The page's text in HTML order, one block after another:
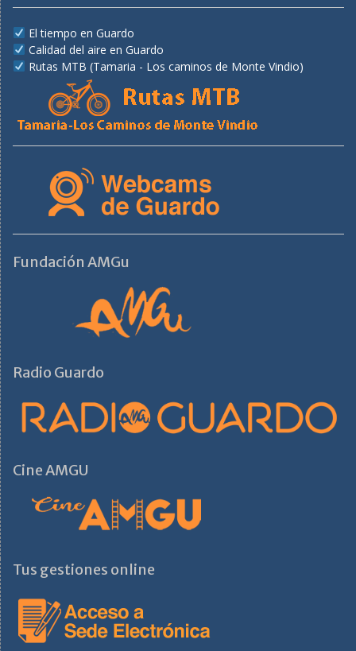
El tiempo en Guardo
Calidad del aire en Guardo
Rutas MTB (Tamaria - Los caminos de Monte Vindio)
Fundación AMGu
Radio Guardo
Cine AMGU
Tus gestiones online